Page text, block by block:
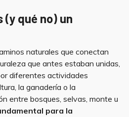
(y qué no) un
naturales que conectan
que antes estaban unidas,
diferentes actividades
la ganadería o la
entre bosques, selvas, monte u
para la